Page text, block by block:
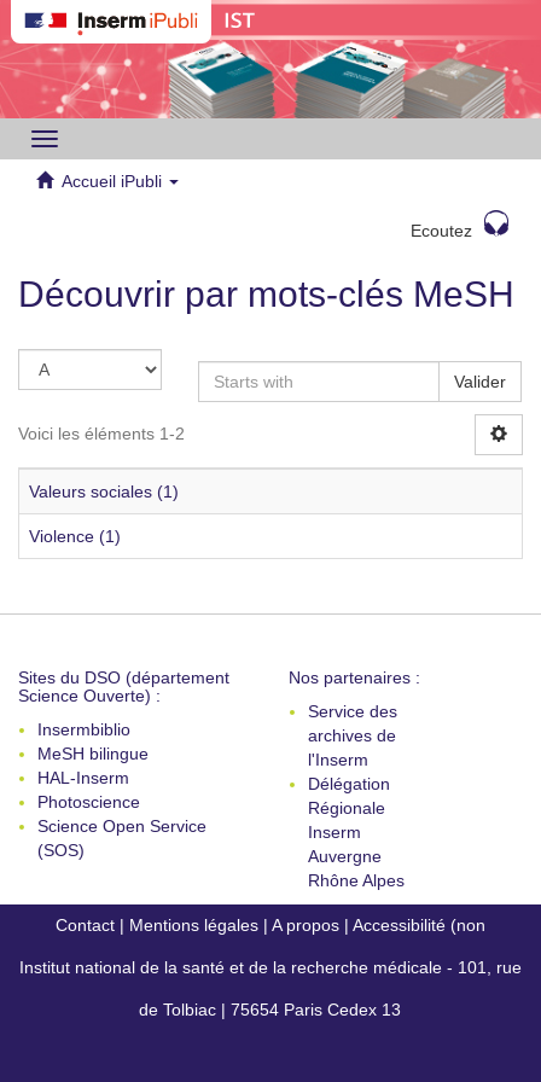
Toggle
navigation
Accueil iPubli
Ecoutez
Découvrir par mots-clés MeSH
Valider
Voici les éléments 1-2
Valeurs sociales (1)
Violence (1)
Sites du DSO (département
Science Ouverte) :
Insermbiblio
MeSH bilingue
HAL-Inserm
Photoscience
Science Open Service
(SOS)
Nos partenaires :
Service des
archives de
l'Inserm
Délégation
Régionale
Inserm
Auvergne
Rhône Alpes
Contact | Mentions légales | A propos | Accessibilité (non
conforme)
Institut national de la santé et de la recherche médicale - 101, rue
de Tolbiac | 75654 Paris Cedex 13